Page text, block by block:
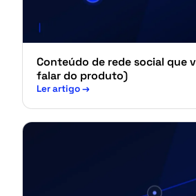
Conteúdo de rede social que
falar do produto)
Ler artigo→